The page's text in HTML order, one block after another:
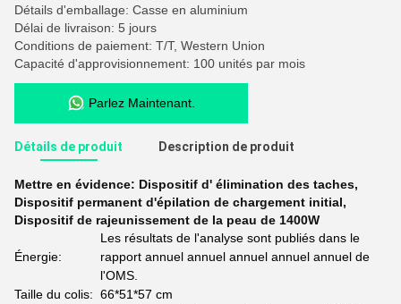
Détails d'emballage: Casse en aluminium
Délai de livraison: 5 jours
Conditions de paiement: T/T, Western Union
Capacité d'approvisionnement: 100 unités par mois
Parlez Maintenant.
Détails de produit Description de produit
Mettre en évidence: Dispositif d' élimination des taches,
Dispositif permanent d'épilation de chargement initial,
Dispositif de rajeunissement de la peau de 1400W
Énergie:
Les résultats de l'analyse sont publiés dans le
rapport annuel annuel annuel annuel annuel de
l'OMS.
Taille du colis: 66*51*57 cm